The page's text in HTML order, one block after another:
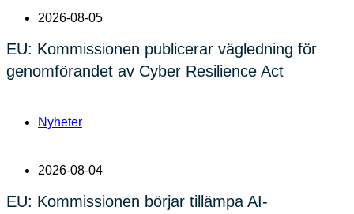
2026-08-05
EU: Kommissionen publicerar vägledning för
genomförandet av Cyber Resilience Act
Nyheter
2026-08-04
EU: Kommissionen börjar tillämpa AI-